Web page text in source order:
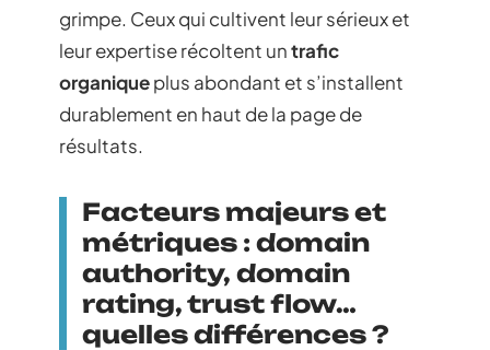
grimpe. Ceux qui cultivent leur sérieux et
leur expertise récoltent untrafic
organiqueplus abondant et s’installent
durablement en haut de la page de
résultats.
Facteurs majeurs et
métriques : domain
authority, domain
rating, trust flow…
quelles différences ?